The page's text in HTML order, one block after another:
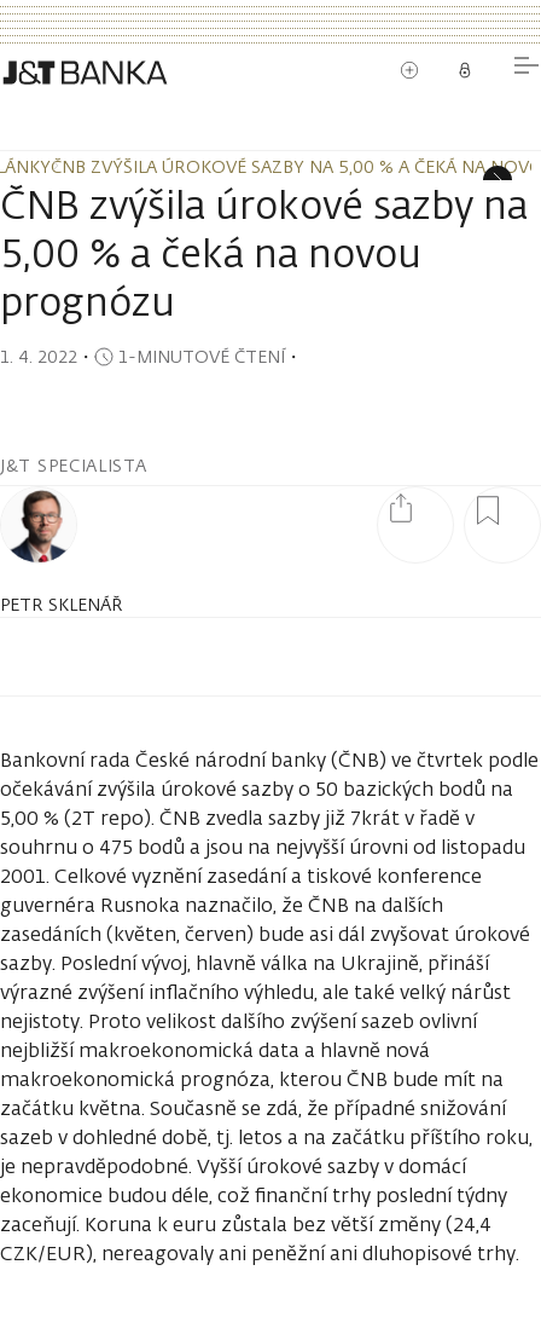
ČNB ZVÝŠILA ÚROKOVÉ SAZBY NA 5,00 % A ČEKÁ NA
ČNB ZVÝŠILA ÚROKOVÉ SAZBY NA 5,00 % A ČEKÁ NA
ČNB zvýšila úrokové sazby na
5,00 % a čeká na novou
prognózu
1. 4. 2022 ・ 1-MINUTOVÉ ČTENÍ・
J&T SPECIALISTA
PETR SKLENÁŘ
Bankovní rada České národní banky (ČNB) ve čtvrtek podle
očekávání zvýšila úrokové sazby o 50 bazických bodů na
5,00 % (2T repo). ČNB zvedla sazby již 7krát v řadě v
souhrnu o 475 bodů a jsou na nejvyšší úrovni od listopadu
2001. Celkové vyznění zasedání a tiskové konference
guvernéra Rusnoka naznačilo, že ČNB na dalších
zasedáních (květen, červen) bude asi dál zvyšovat úrokové
sazby. Poslední vývoj, hlavně válka na Ukrajině, přináší
výrazné zvýšení inflačního výhledu, ale také velký nárůst
nejistoty. Proto velikost dalšího zvýšení sazeb ovlivní
nejbližší makroekonomická data a hlavně nová
makroekonomická prognóza, kterou ČNB bude mít na
začátku května. Současně se zdá, že případné snižování
sazeb v dohledné době, tj. letos a na začátku příštího roku,
je nepravděpodobné. Vyšší úrokové sazby v domácí
ekonomice budou déle, což finanční trhy poslední týdny
zaceňují. Koruna k euru zůstala bez větší změny (24,4
CZK/EUR), nereagovaly ani peněžní ani dluhopisové trhy.